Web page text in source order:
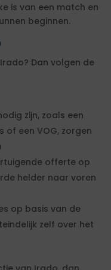
is van een match en
beginnen.
Dan volgen de
zijn, zoals een
of een VOG, zorgen
offerte op
helder naar voren
op basis van de
zelf over het